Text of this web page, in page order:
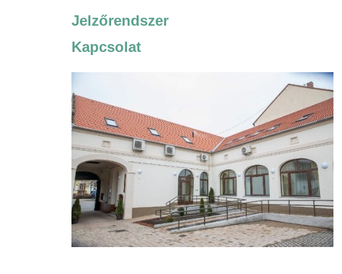
Jelzőrendszer
Kapcsolat